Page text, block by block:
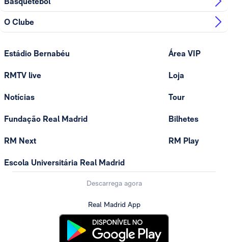
O Clube
Estádio Bernabéu
RMTV live
Notícias
Fundação Real Madrid
RM Next
Escola Universitária Real Madrid
Área VIP
Loja
Tour
Bilhetes
RM Play
Descarrega agora
Real Madrid App